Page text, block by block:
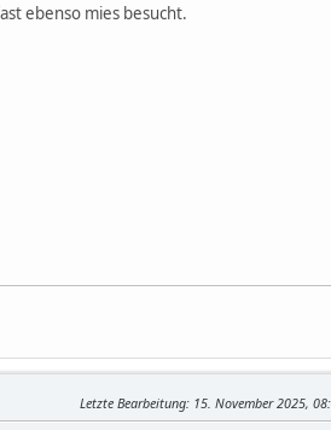
ebenso mies besucht.
Letzte Bearbeitung: 15. November 2025,